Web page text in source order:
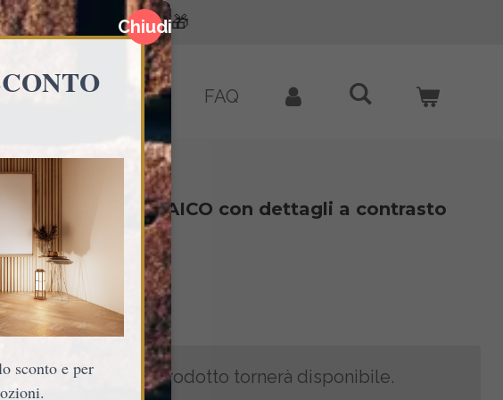
PayPal o con Klarna 💳
LOCALI BLOG FAQ
patchwork MOSAICO con dettagli a contrasto
gratuita
quando questo prodotto tornerà disponibile.
Chiudi